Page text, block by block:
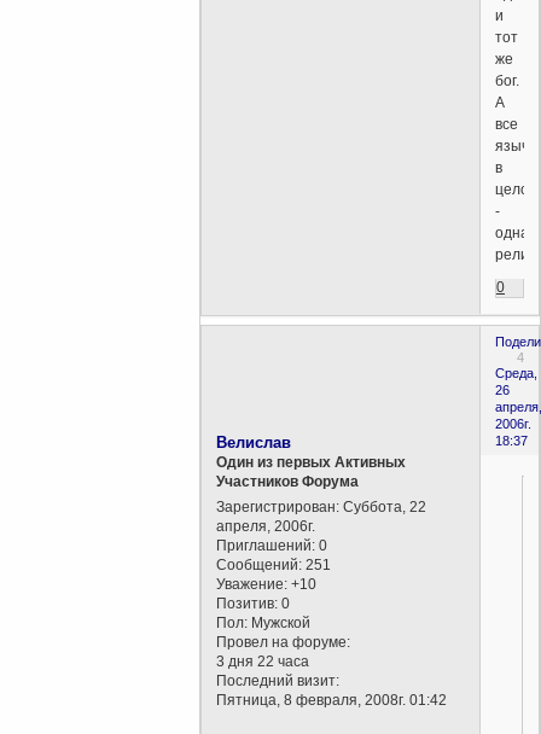
и
тот
же
бог.
А
все
в
целом
-
одна
0
4
Среда,
26
апреля,
2006г.
18:37
Велислав
Один из первых Активных
Участников Форума
Зарегистрирован: Суббота, 22
апреля, 2006г.
Приглашений: 0
Сообщений: 251
Уважение: +10
Позитив: 0
Пол: Мужской
Провел на форуме:
3 дня 22 часа
Последний визит:
Пятница, 8 февраля, 2008г. 01:42